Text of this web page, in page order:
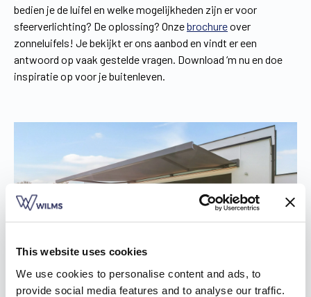
This website uses cookies
We use cookies to personalise content and ads, to
provide social media features and to analyse our traffic.
bedien je de luifel en welke mogelijkheden zijn er voor
sfeerverlichting? De oplossing? Onzebrochureover
zonneluifels! Je bekijkt er ons aanbod en vindt er een
antwoord op vaak gestelde vragen. Download ‘m nu en doe
inspiratie op voor je buitenleven.